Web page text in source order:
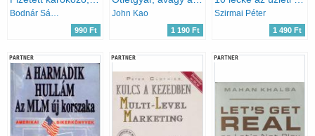
990 Ft
John Kao
1 190 Ft
Szirmai Péter
1 490 Ft
PARTNER PARTNER PARTNER